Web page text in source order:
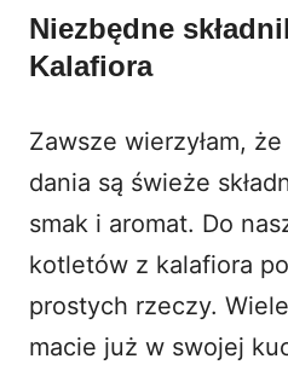
Niezbędne
Kalafiora
Zawsze wierzyłam,
dania są świeże
smak i aromat. Do
kotletów z kalafiora
prostych rzeczy.
macie już w swojej